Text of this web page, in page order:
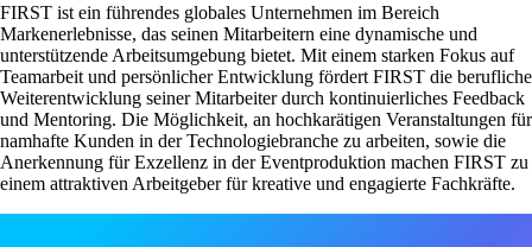
FIRST ist ein führendes globales Unternehmen im Bereich
Markenerlebnisse, das seinen Mitarbeitern eine dynamische und
unterstützende Arbeitsumgebung bietet. Mit einem starken Fokus auf
Teamarbeit und persönlicher Entwicklung fördert FIRST die berufliche
Weiterentwicklung seiner Mitarbeiter durch kontinuierliches Feedback
und Mentoring. Die Möglichkeit, an hochkarätigen Veranstaltungen für
namhafte Kunden in der Technologiebranche zu arbeiten, sowie die
Anerkennung für Exzellenz in der Eventproduktion machen FIRST zu
einem attraktiven Arbeitgeber für kreative und engagierte Fachkräfte.